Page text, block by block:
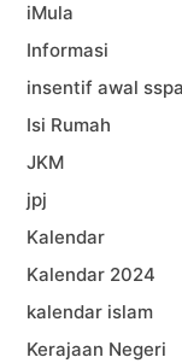
iMula
Informasi
insentif awal sspa
Isi Rumah
JKM
jpj
Kalendar
Kalendar 2024
kalendar islam
Kerajaan Negeri